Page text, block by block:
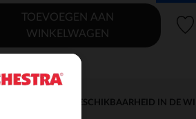
TOEVOEGEN AAN
WINKELWAGEN
DIRECTE BESCHIKBAARHEID IN DE